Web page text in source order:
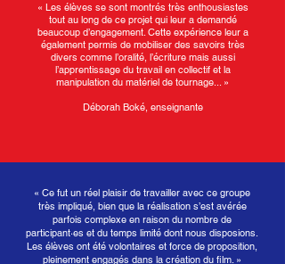
« Les élèves se sont montrés très enthousiastes
tout au long de ce projet qui leur a demandé
beaucoup d’engagement. Cette expérience leur a
également permis de mobiliser des savoirs très
divers comme l’oralité, l’écriture mais aussi
l’apprentissage du travail en collectif et la
manipulation du matériel de tournage... »
Déborah Boké, enseignante
« Ce fut un réel plaisir de travailler avec ce groupe
très impliqué, bien que la réalisation s’est avérée
parfois complexe en raison du nombre de
participant·es et du temps limité dont nous disposions.
Les élèves ont été volontaires et force de proposition,
pleinement engagés dans la création du film. »